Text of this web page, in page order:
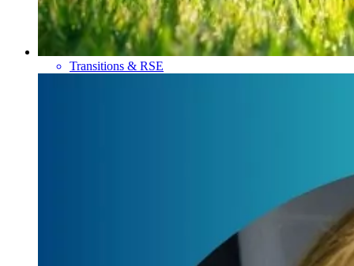
Transitions & RSE